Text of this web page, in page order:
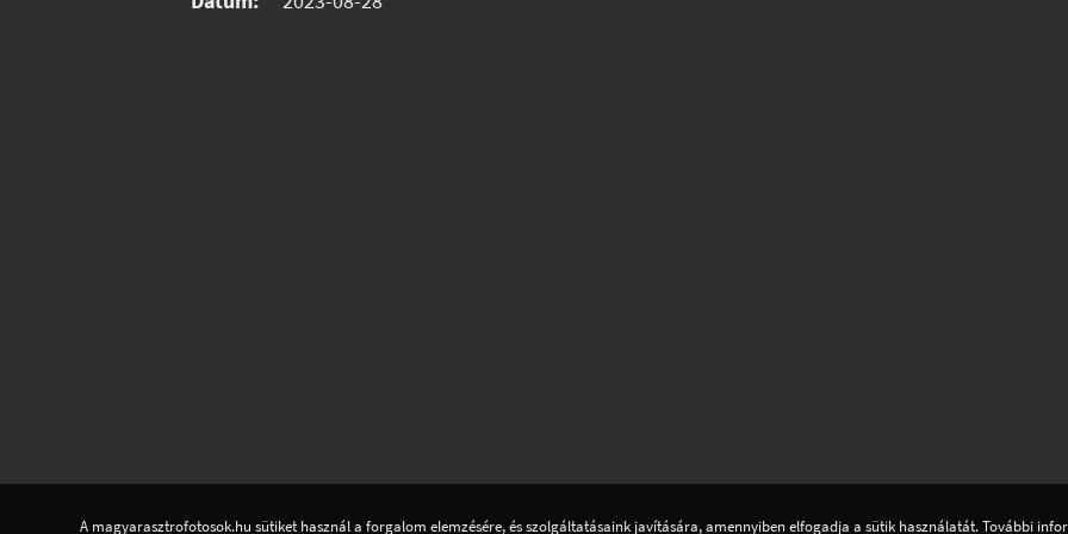
A magyarasztrofotosok.hu sütiket használ a forgalom elemzésére, és szolgáltatásaink javítására, amennyiben elfogadja a sütik használatát. További